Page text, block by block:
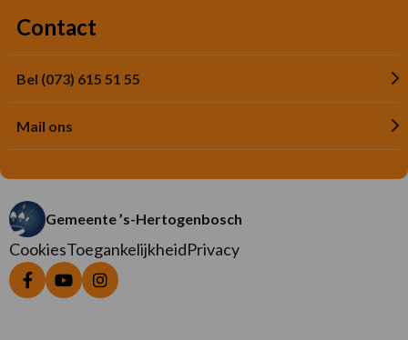
Contact
Bel (073) 615 51 55
Mail ons
Gemeente ’s-Hertogenbosch
CookiesToegankelijkheidPrivacy
Ga
Ga
Ga